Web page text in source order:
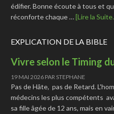
édifier. Bonne écoute à tous et
réconforte chaque …[Lire la
EXPLICATION DE LA BIBLE
Vivre selon le Timing
19 MAI 2026 PAR STEPHANE
Pas de Hâte, pas de Retard.
médecins les plus compétents
sa fille âgée de 12 ans, mais en